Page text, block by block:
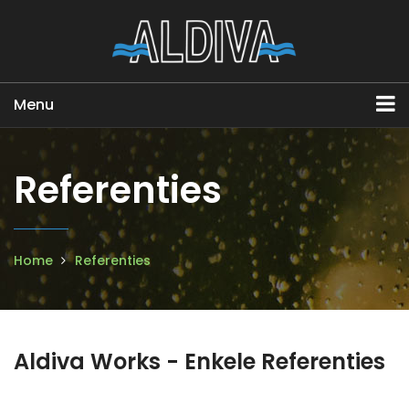
Menu
Referenties
Home Referenties
Aldiva Works - Enkele Referenties